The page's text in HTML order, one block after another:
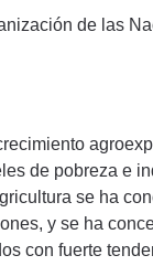
de las
de pobreza e
se ha
y se ha
con fuerte